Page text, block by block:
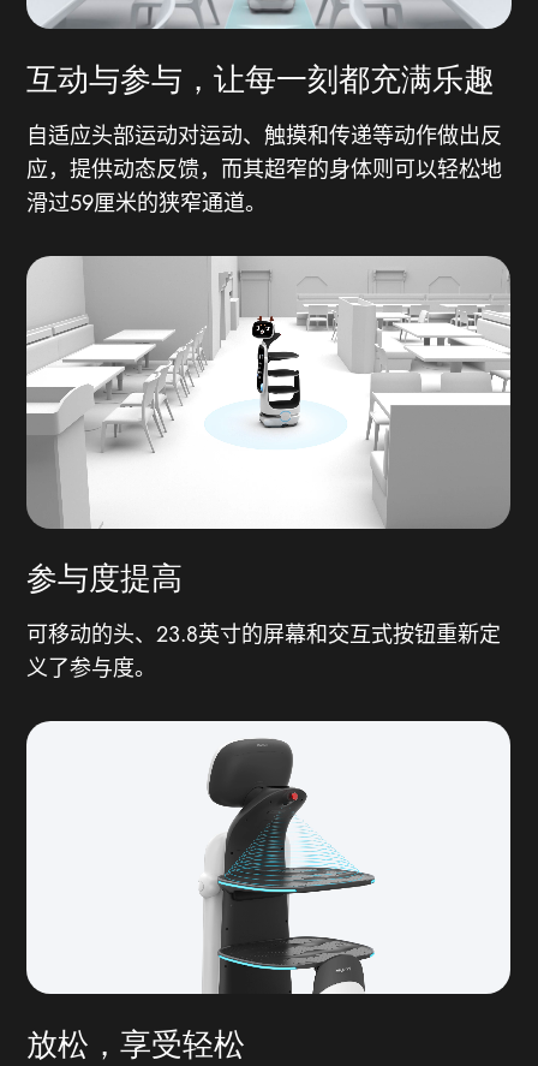
互动与参与，让每一刻都充满乐趣
自适应头部运动对运动、触摸和传递等动作做出反
应，提供动态反馈，而其超窄的身体则可以轻松地
滑过59厘米的狭窄通道。
参与度提高
可移动的头、23.8英寸的屏幕和交互式按钮重新定
义了参与度。
放松，享受轻松